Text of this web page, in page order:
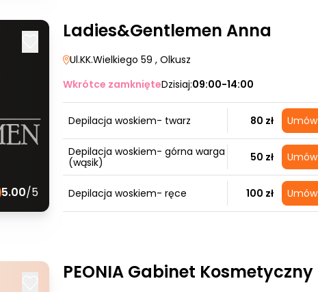
5.00/5
Ladies&Gentlemen Anna
Ul.KK.Wielkiego 59 , Olkusz
Wkrótce zamknięteDzisiaj:09:00-14:00
Depilacja woskiem- twarz 80 zł Umów
Depilacja woskiem- górna warga
(wąsik)
50 zł Umów
Depilacja woskiem- ręce 100 zł Umów
PEONIA Gabinet Kosmetyczny